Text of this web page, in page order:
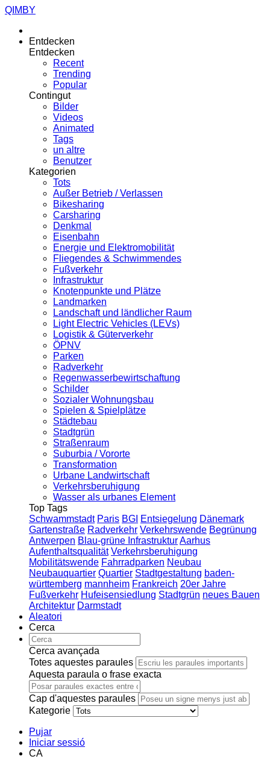
QIMBY
Entdecken
Entdecken
Recent
Trending
Popular
Contingut
Bilder
Videos
Animated
Tags
un altre
Benutzer
Kategorien
Tots
Außer Betrieb / Verlassen
Bikesharing
Carsharing
Denkmal
Eisenbahn
Energie und Elektromobilität
Fliegendes & Schwimmendes
Fußverkehr
Infrastruktur
Knotenpunkte und Plätze
Landmarken
Landschaft und ländlicher Raum
Light Electric Vehicles (LEVs)
Logistik & Güterverkehr
ÖPNV
Parken
Radverkehr
Regenwasserbewirtschaftung
Schilder
Sozialer Wohnungsbau
Spielen & Spielplätze
Städtebau
Stadtgrün
Straßenraum
Suburbia / Vororte
Transformation
Urbane Landwirtschaft
Verkehrsberuhigung
Wasser als urbanes Element
Top Tags
Schwammstadt Paris BGI Entsiegelung Dänemark
Gartenstraße Radverkehr Verkehrswende Begrünung
Antwerpen Blau-grüne InfrastrukturAarhus
Aufenthaltsqualität Verkehrsberuhigung
Mobilitätswende Fahrradparken Neubau
Neubauquartier Quartier Stadtgestaltung baden-
württemberg mannheim Frankreich 20er Jahre
Fußverkehr Hufeisensiedlung Stadtgrün neues Bauen
Architektur Darmstadt
Aleatori
Cerca
Cerca avançada
Totes aquestes paraules
Aquesta paraula o frase exacta
Cap d'aquestes paraules
Kategorie
Pujar
Iniciar sessió
CA